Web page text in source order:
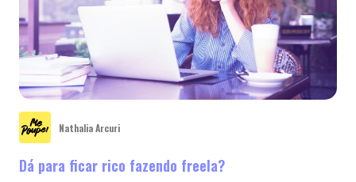
Nathalia Arcuri
Dá para ficar rico fazendo freela?